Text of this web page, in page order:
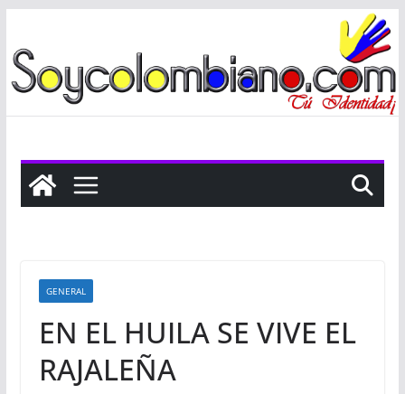
al
contenido
GENERAL
EN EL HUILA SE VIVE EL
RAJALEÑA